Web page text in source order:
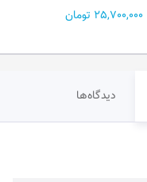
64,500,000 تومان
دیدگاه‌ها